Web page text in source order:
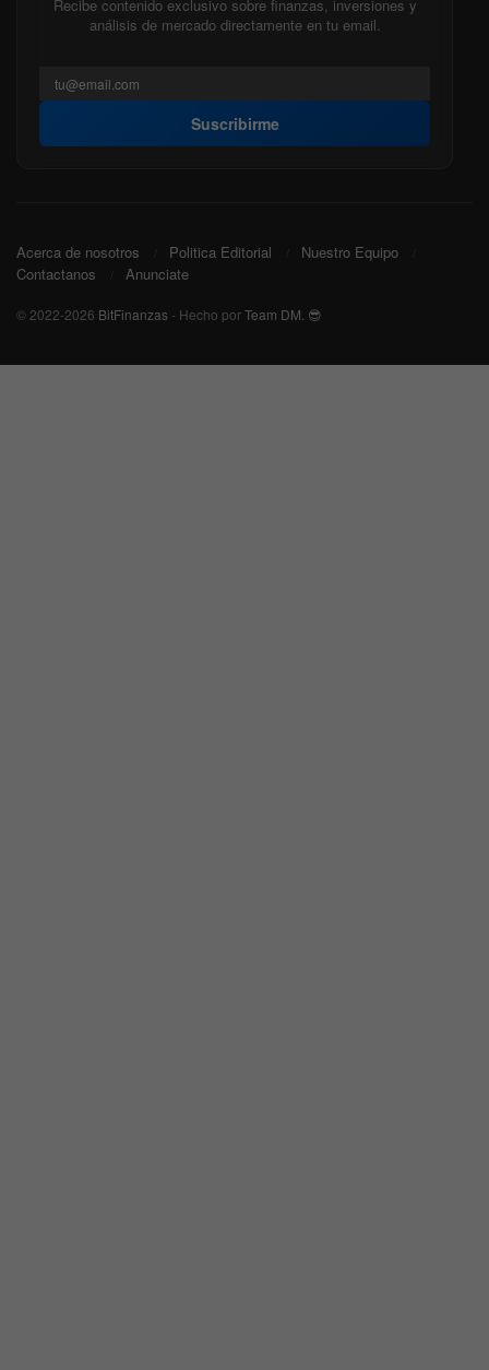
Recibe contenido exclusivo sobre finanzas, inversiones y
análisis de mercado directamente en tu email.
Suscribirme
Acerca de nosotros Politica Editorial
Nuestro Equipo
Contactanos
Anunciate
© 2022-2026 BitFinanzas - Hecho porTeam DM. 😎